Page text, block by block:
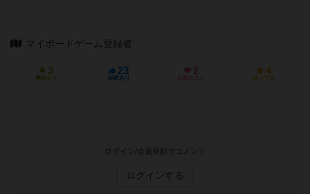
マイボードゲーム登録者
3
興味あり
23
経験あり
2
お気に入り
4
持ってる
ログイン/会員登録でコメント
ログインする